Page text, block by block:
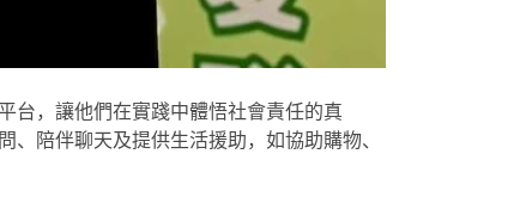
台，讓他們在實踐中體悟社會責任的真
陪伴聊天及提供生活援助，如協助購物、